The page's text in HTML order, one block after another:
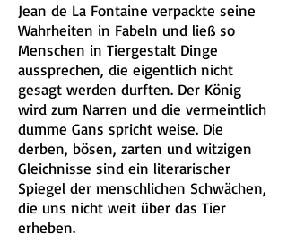
Jean de La Fontaine verpackte seine
Wahrheiten in Fabeln und ließ so
Menschen in Tiergestalt Dinge
aussprechen, die eigentlich nicht
gesagt werden durften. Der König
wird zum Narren und die vermeintlich
dumme Gans spricht weise. Die
derben, bösen, zarten und witzigen
Gleichnisse sind ein literarischer
Spiegel der menschlichen Schwächen,
die uns nicht weit über das Tier
erheben.